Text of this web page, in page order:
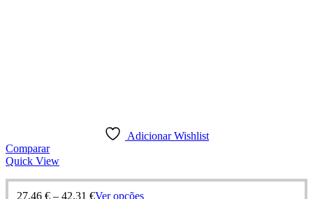
Adicionar Wishlist
Comparar
Quick View
27.46 € – 42.31 €Price
Ver opçõesThis